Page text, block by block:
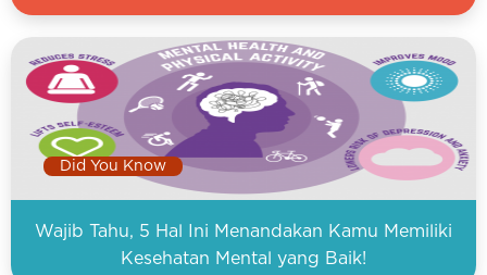
Did You Know
Wajib Tahu, 5 Hal Ini Menandakan Kamu Memiliki
Kesehatan Mental yang Baik!